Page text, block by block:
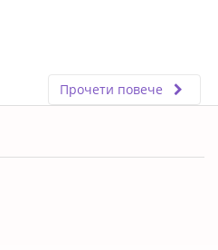
Прочети повече